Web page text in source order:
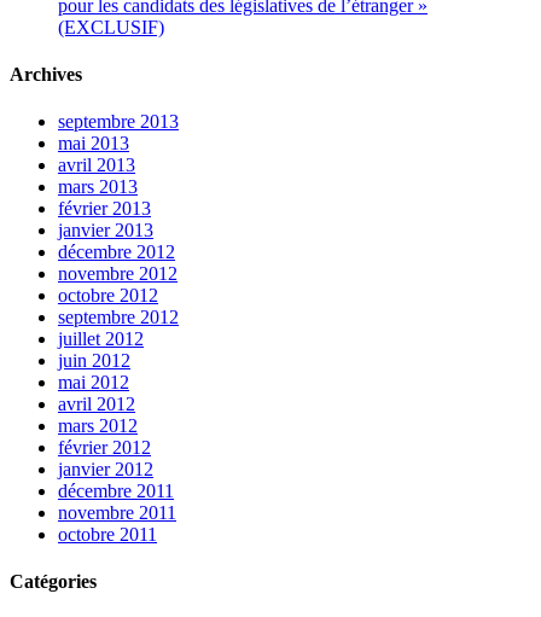
pour les candidats des législatives de l’étranger »
(EXCLUSIF)
Archives
septembre 2013
mai 2013
avril 2013
mars 2013
février 2013
janvier 2013
décembre 2012
novembre 2012
octobre 2012
septembre 2012
juillet 2012
juin 2012
mai 2012
avril 2012
mars 2012
février 2012
janvier 2012
décembre 2011
novembre 2011
octobre 2011
Catégories